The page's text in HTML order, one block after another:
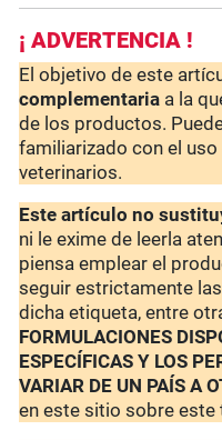
¡ ADVERTENCIA !
El objetivo de este
complementaria a la
de los productos.
familiarizado con el
veterinarios.
Este artículo no
ni le exime de leerla
piensa emplear el
seguir estrictamente
dicha etiqueta, entre
FORMULACIONES
ESPECÍFICAS Y LOS
VARIAR DE UN PAÍS A
en este sitio sobre este